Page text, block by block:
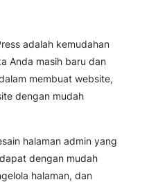
adalah kemudahan
Anda masih baru dan
membuat website,
dengan mudah
halaman admin yang
dengan mudah
halaman, dan